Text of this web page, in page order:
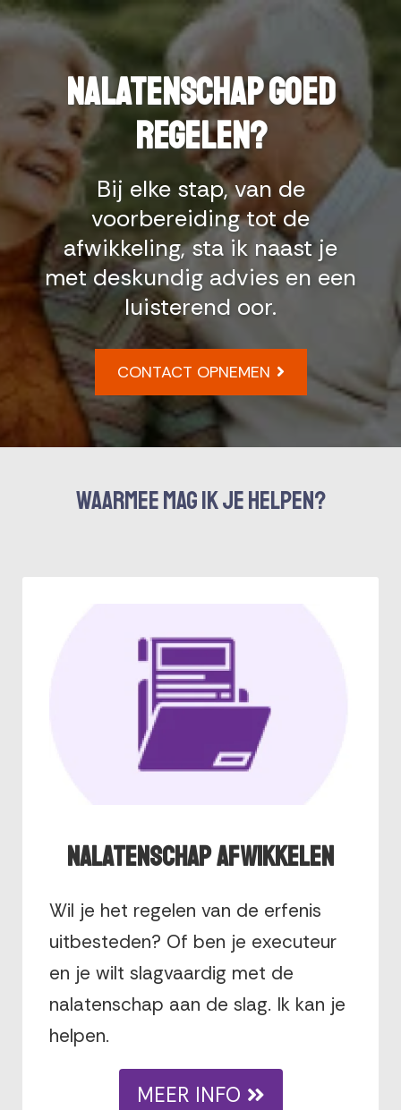
Nalatenschap goed
regelen?
Bij elke stap, van de
voorbereiding tot de
afwikkeling, sta ik naast je
met deskundig advies en een
luisterend oor.
CONTACT OPNEMEN
Waarmee mag ik je helpen?
Nalatenschap afwikkelen
Wil je het regelen van de erfenis
uitbesteden? Of ben je executeur
en je wilt slagvaardig met de
nalatenschap aan de slag. Ik kan je
helpen.
MEER INFO